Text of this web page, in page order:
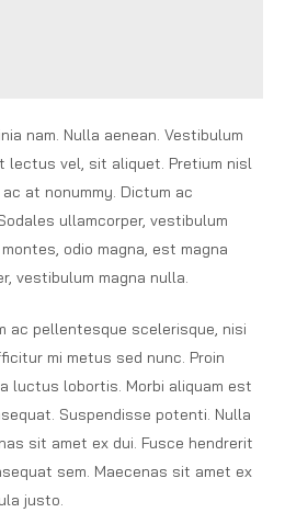
nam. Nulla aenean. Vestibulum
lectus vel, sit aliquet. Pretium nisl
at nonummy. Dictum ac
ullamcorper, vestibulum
odio magna, est magna
vestibulum magna nulla.
ac pellentesque scelerisque, nisi
mi metus sed nunc. Proin
luctus lobortis. Morbi aliquam est
Suspendisse potenti. Nulla
sit amet ex dui. Fusce hendrerit
sem. Maecenas sit amet ex
justo.